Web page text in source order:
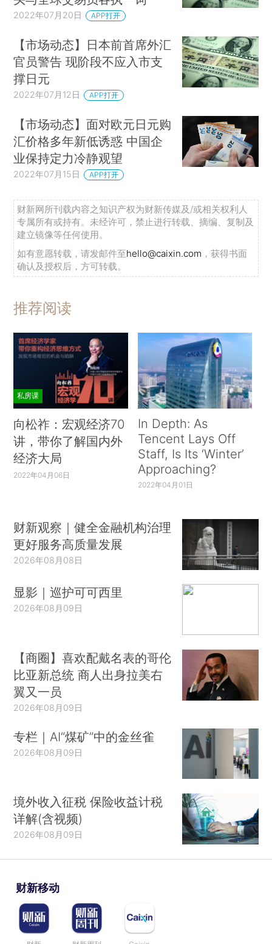
2022年07月20日 APP打开
【市场动态】日本前首席外汇
官员警告 现阶段不应入市支
撑日元
2022年07月12日 APP打开
【市场动态】面对欧元日元购
汇价格多年新低诱惑 中国企
业保持定力冷静观望
2022年07月15日 APP打开
财新网所刊载内容之知识产权为财新传媒及/或相关权利人
专属所有或持有。未经许可，禁止进行转载、摘编、复制及
建立镜像等任何使用。
如有意愿转载，请发邮件至hello@caixin.com ，获得书面
确认及授权后，方可转载。
推荐阅读
私房课
向松祚：宏观经济70
讲，带你了解国内外
经济大局
2022年04月06日
In Depth: As
Tencent Lays Off
Staff, Is Its ‘Winter’
Approaching?
2022年04月01日
财新观察｜健全金融机构治理
更好服务高质量发展
2026年08月08日
显影｜巡护可可西里
2026年08月09日
【商圈】喜欢配戴名表的哥伦
比亚新总统 商人出身拉美右
翼又一员
2026年08月09日
专栏｜AI“煤矿”中的金丝雀
2026年08月09日
境外收入征税 保险收益计税
详解(含视频)
2026年08月09日
财新移动